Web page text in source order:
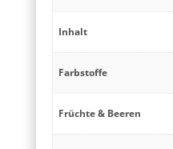
Inhalt
Farbstoffe
Früchte & Beeren